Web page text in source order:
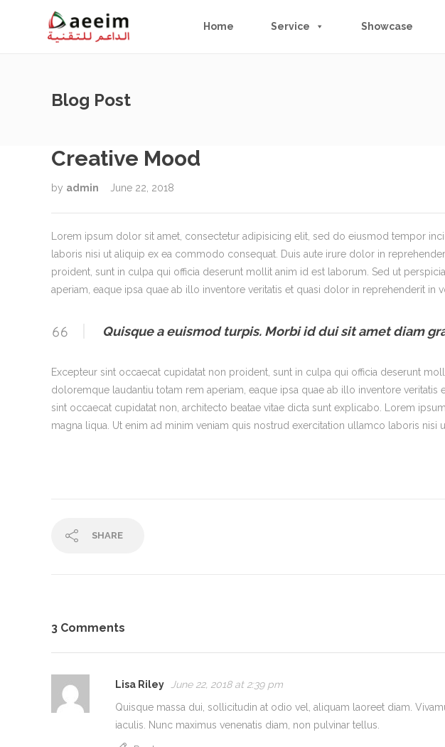
Home Service Showcase
Blog Post
Creative Mood
by admin June 22, 2018
Lorem ipsum dolor sit amet, consectetur adipisicing elit, sed do eiusmod tempor
laboris nisi ut aliquip ex ea commodo consequat. Duis aute irure dolor in
proident, sunt in culpa qui officia deserunt mollit anim id est laborum. Sed ut
aperiam, eaque ipsa quae ab illo inventore veritatis et quasi dolor in reprehenderit
Quisque a euismod turpis. Morbi id dui sit amet diam
Excepteur sint occaecat cupidatat non proident, sunt in culpa qui officia deserunt
doloremque laudantiu totam rem aperiam, eaque ipsa quae ab illo inventore
sint occaecat cupidatat non, architecto beatae vitae dicta sunt explicabo. Lorem
magna liqua. Ut enim ad minim veniam quis nostrud exercitation ullamco laboris nisi
SHARE
3 Comments
Lisa Riley
June 22, 2018 at 2:39 pm
Quisque massa dui, sollicitudin at odio vel, aliquam laoreet diam.
iaculis. Nunc maximus venenatis diam, non pulvinar tellus.